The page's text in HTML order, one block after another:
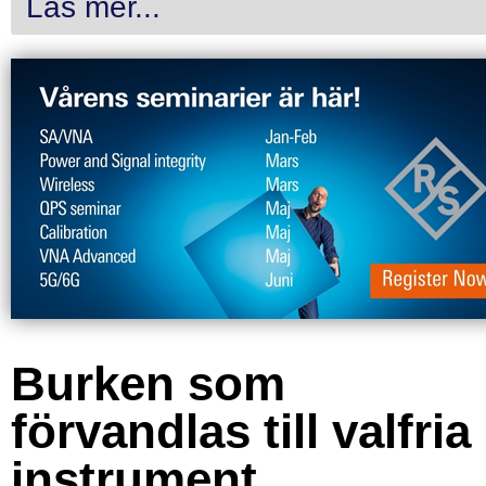
Läs mer...
Burken som
förvandlas till valfria